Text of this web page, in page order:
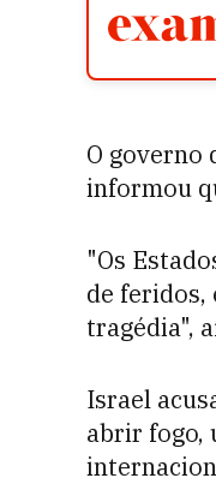
O governo
informou
"Os
de feridos,
tragédia",
Israel
abrir fogo,